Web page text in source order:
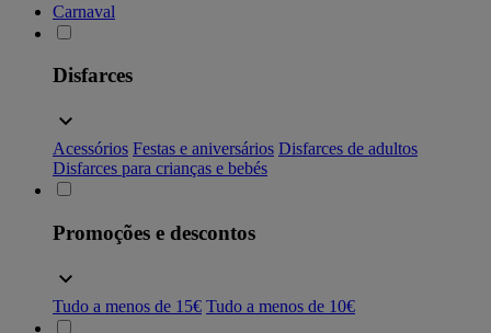
Carnaval
Disfarces
Acessórios Festas e aniversários Disfarces de adultos
Disfarces para crianças e bebés
Promoções e descontos
Tudo a menos de 15€ Tudo a menos de 10€